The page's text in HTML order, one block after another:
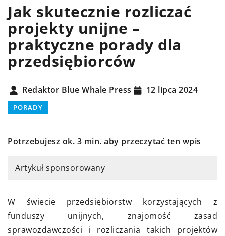
Jak skutecznie rozliczać
projekty unijne –
praktyczne porady dla
przedsiębiorców
Redaktor Blue Whale Press 12 lipca 2024
PORADY
Potrzebujesz ok. 3 min. aby przeczytać ten wpis
Artykuł sponsorowany
W świecie przedsiębiorstw korzystających z
funduszy unijnych, znajomość zasad
sprawozdawczości i rozliczania takich projektów